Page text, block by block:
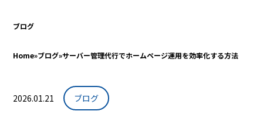
ブログ
Home»ブログ»サーバー管理代行でホームページ運用を効率化する方法
2026.01.21 ブログ